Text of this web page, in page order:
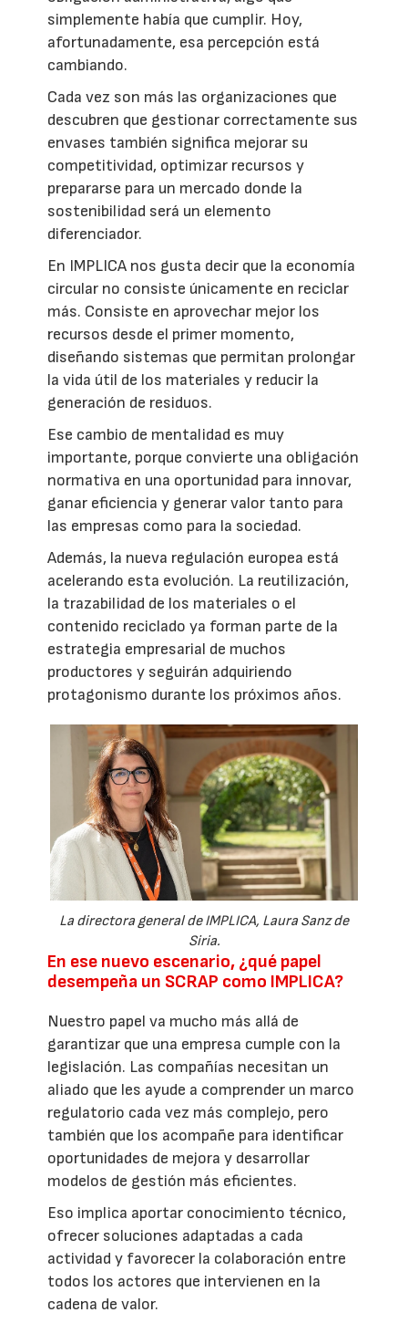
simplemente había que cumplir. Hoy,
afortunadamente, esa percepción está
cambiando.
Cada vez son más las organizaciones que
descubren que gestionar correctamente sus
envases también significa mejorar su
competitividad, optimizar recursos y
prepararse para un mercado donde la
sostenibilidad será un elemento
diferenciador.
En IMPLICA nos gusta decir que la economía
circular no consiste únicamente en reciclar
más. Consiste en aprovechar mejor los
recursos desde el primer momento,
diseñando sistemas que permitan prolongar
la vida útil de los materiales y reducir la
generación de residuos.
Ese cambio de mentalidad es muy
importante, porque convierte una obligación
normativa en una oportunidad para innovar,
ganar eficiencia y generar valor tanto para
las empresas como para la sociedad.
Además, la nueva regulación europea está
acelerando esta evolución. La reutilización,
la trazabilidad de los materiales o el
contenido reciclado ya forman parte de la
estrategia empresarial de muchos
productores y seguirán adquiriendo
protagonismo durante los próximos años.
La directora general de IMPLICA, Laura Sanz de
Siria.
En ese nuevo escenario, ¿qué papel
desempeña un SCRAP como IMPLICA?
Nuestro papel va mucho más allá de
garantizar que una empresa cumple con la
legislación. Las compañías necesitan un
aliado que les ayude a comprender un marco
regulatorio cada vez más complejo, pero
también que los acompañe para identificar
oportunidades de mejora y desarrollar
modelos de gestión más eficientes.
Eso implica aportar conocimiento técnico,
ofrecer soluciones adaptadas a cada
actividad y favorecer la colaboración entre
todos los actores que intervienen en la
cadena de valor.